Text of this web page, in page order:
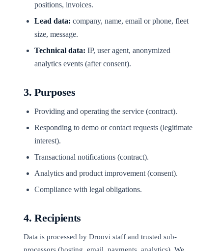
positions, invoices.
Lead data: company, name, email or phone, fleet
size, message.
Technical data: IP, user agent, anonymized
analytics events (after consent).
3. Purposes
Providing and operating the service (contract).
Responding to demo or contact requests (legitimate
interest).
Transactional notifications (contract).
Analytics and product improvement (consent).
Compliance with legal obligations.
4. Recipients
Data is processed by Droovi staff and trusted sub-